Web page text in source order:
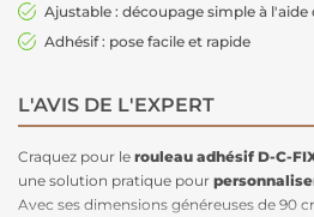
Ajustable : découpage simple à
Adhésif : pose facile et rapide
L'AVIS DE L'EXPERT
Craquez pour le rouleau adhésif D-C-
une solution pratique pour
Avec ses dimensions généreuses de 90